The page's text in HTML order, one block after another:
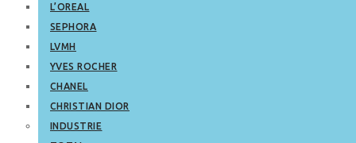
L’OREAL
SEPHORA
LVMH
YVES ROCHER
CHANEL
CHRISTIAN DIOR
INDUSTRIE